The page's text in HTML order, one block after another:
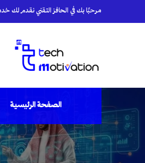
مرحبًا بك في الحافز التقني نقدم لك
الصفحة الرئيسية